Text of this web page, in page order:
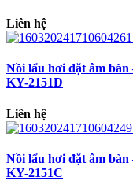
Liên hệ
Nồi lẩu hơi đặt âm
KY-2151D
Liên hệ
Nồi lẩu hơi đặt âm
KY-2151C